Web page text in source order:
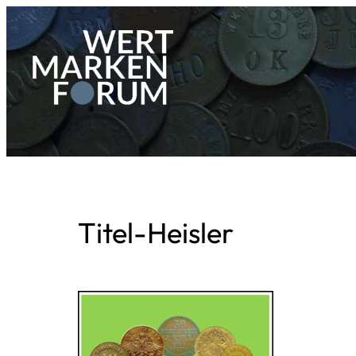
Zum
Inhalt
springen
Titel-Heisler